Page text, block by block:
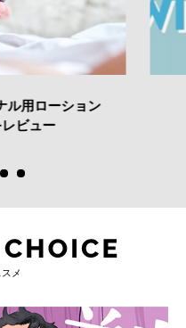
ル用ローション
レビュー
メ